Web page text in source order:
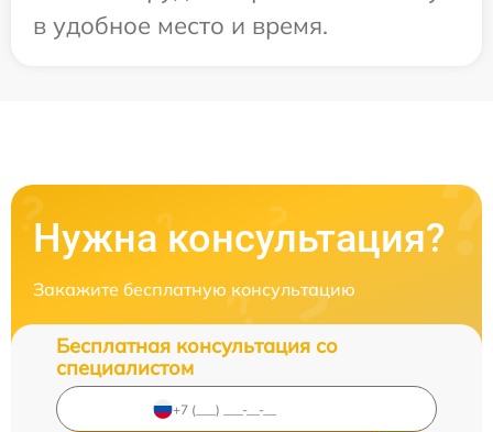
в удобное место и время.
Нужна консультация?
Закажите бесплатную консультацию
Бесплатная консультация со
специалистом